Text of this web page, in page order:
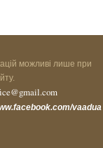
можливі лише при
vaadua